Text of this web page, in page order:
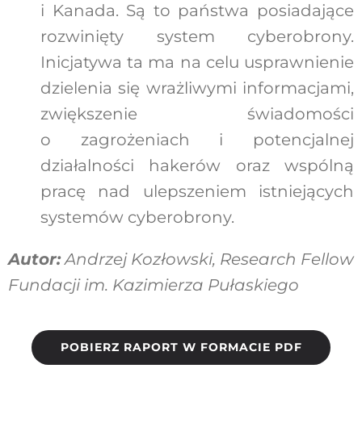
i Kanada. Są to państwa posiadające
rozwinięty system cyberobrony.
Inicjatywa ta ma na celu usprawnienie
dzielenia się wrażliwymi informacjami,
zwiększenie świadomości
o zagrożeniach i potencjalnej
działalności hakerów oraz wspólną
pracę nad ulepszeniem istniejących
systemów cyberobrony.
Autor:Andrzej Kozłowski, Research Fellow
Fundacji im. Kazimierza Pułaskiego
POBIERZ RAPORT W FORMACIE PDF